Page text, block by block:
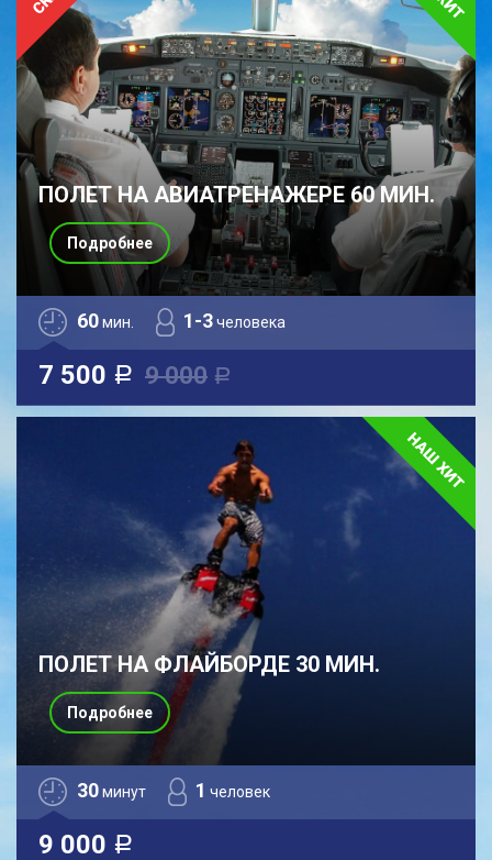
ПОЛЕТ НА АВИАТРЕНАЖЕРЕ 60 МИН.
60мин. 1-3человека
7 500 a 9 000 a
Подробнее
ПОЛЕТ НА ФЛАЙБОРДЕ 30 МИН.
30минут 1 человек
9 000 a
Подробнее